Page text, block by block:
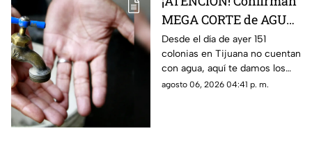
MEGA CORTE de AGUA
en más de 150 colonias,
aquí la lista completa
Desde el día de ayer 151
colonias en Tijuana no cuentan
con agua, aquí te damos los
detalles.
agosto 06, 2026 04:41 p. m.